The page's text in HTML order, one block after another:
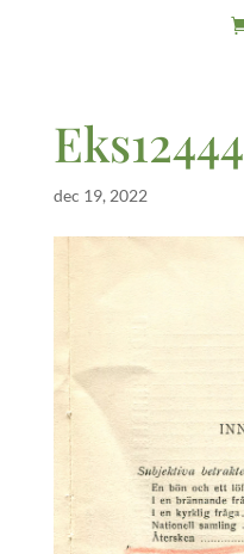
Eks12444
dec 19, 2022